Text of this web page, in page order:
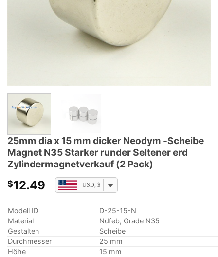
25mm dia x 15 mm dicker Neodym -Scheibe
Magnet N35 Starker runder Seltener erd
Zylindermagnetverkauf (2 Pack)
$12.49 USD, $
Modell ID
D-25-15-N
Material
Ndfeb, Grade N35
Gestalten
Scheibe
Durchmesser
25 mm
Höhe
15 mm